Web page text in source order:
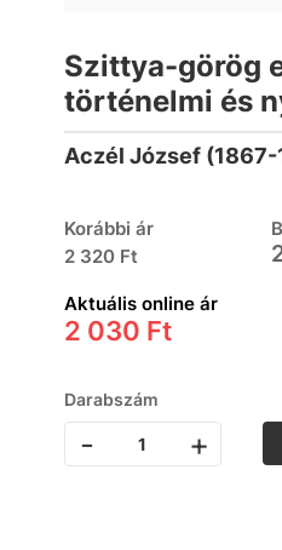
Szittya-görög
történelmi és
tanulmány
Aczél József
Korábbi ár
2 320 Ft
Aktuális online ár
2 030 Ft
Darabszám
- +